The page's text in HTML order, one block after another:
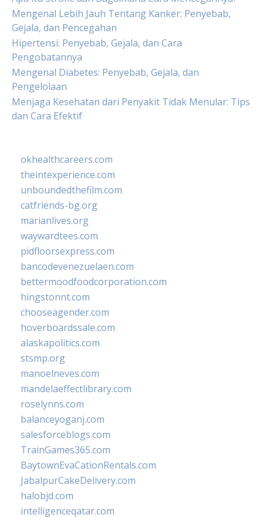
Mengenal Lebih Jauh Tentang Kanker: Penyebab,
Gejala, dan Pencegahan
Hipertensi: Penyebab, Gejala, dan Cara
Pengobatannya
Mengenal Diabetes: Penyebab, Gejala, dan
Pengelolaan
Menjaga Kesehatan dari Penyakit Tidak Menular: Tips
dan Cara Efektif
okhealthcareers.com
theintexperience.com
unboundedthefilm.com
catfriends-bg.org
marianlives.org
waywardtees.com
pidfloorsexpress.com
bancodevenezuelaen.com
bettermoodfoodcorporation.com
hingstonnt.com
chooseagender.com
hoverboardssale.com
alaskapolitics.com
stsmp.org
manoelneves.com
mandelaeffectlibrary.com
roselynns.com
balanceyoganj.com
salesforceblogs.com
TrainGames365.com
BaytownEvaCationRentals.com
JabalpurCakeDelivery.com
halobjd.com
intelligenceqatar.com